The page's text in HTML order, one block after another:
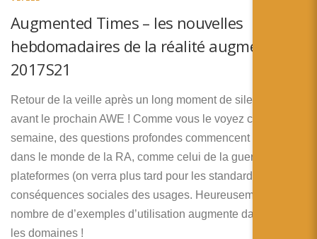
Augmented Times – les nouvelles
hebdomadaires de la réalité augmentée –
2017S21
Retour de la veille après un long moment de silence et
avant le prochain AWE ! Comme vous le voyez cette
semaine, des questions profondes commencent à émerger
dans le monde de la RA, comme celui de la guerre des
plateformes (on verra plus tard pour les standards) et de
conséquences sociales des usages. Heureusement, le
nombre de d’exemples d’utilisation augmente dans tous
les domaines !